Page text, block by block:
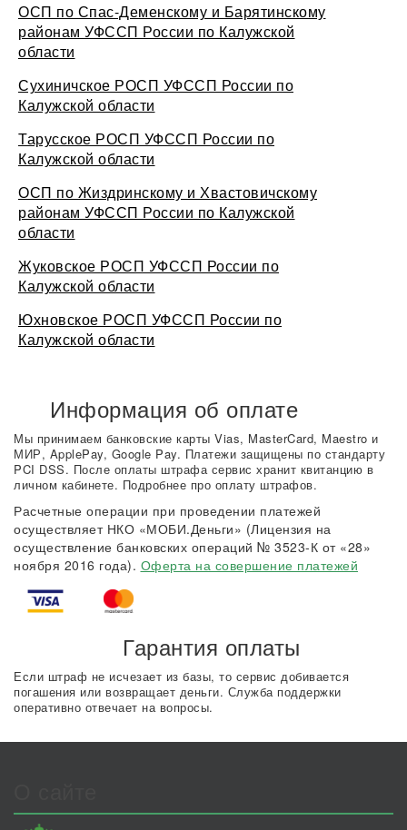
ОСП по Спас-Деменскому и Барятинскому
районам УФССП России по Калужской
области
Сухиничское РОСП УФССП России по
Калужской области
Тарусское РОСП УФССП России по
Калужской области
ОСП по Жиздринскому и Хвастовичскому
районам УФССП России по Калужской
области
Жуковское РОСП УФССП России по
Калужской области
Юхновское РОСП УФССП России по
Калужской области
Информация об оплате
Мы принимаем банковские карты Vias, MasterCard, Maestro и
МИР, ApplePay, Google Pay. Платежи защищены по стандарту
PCI DSS. После оплаты штрафа сервис хранит квитанцию в
личном кабинете. Подробнее про оплату штрафов.
Расчетные операции при проведении платежей
осуществляет НКО «МОБИ.Деньги» (Лицензия на
осуществление банковских операций № 3523-К от «28»
ноября 2016 года). Оферта на совершение платежей
Гарантия оплаты
Если штраф не исчезает из базы, то сервис добивается
погашения или возвращает деньги. Служба поддержки
оперативно отвечает на вопросы.